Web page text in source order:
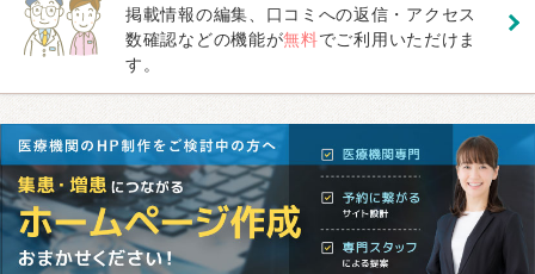
掲載情報の編集、口コミへの返信・アクセス
数確認などの機能が無料でご利用いただけま
す。